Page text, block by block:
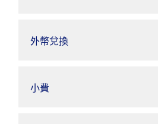
外幣兌換
小費